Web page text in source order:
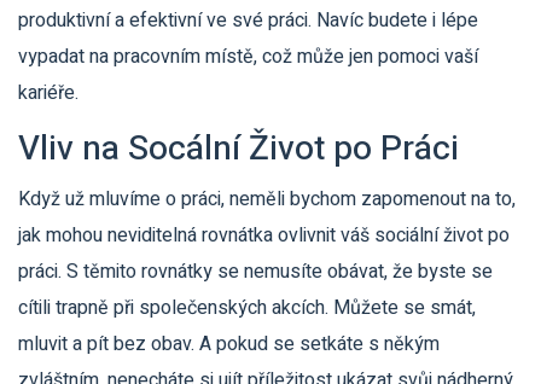
produktivní a efektivní ve své práci. Navíc budete i lépe
vypadat na pracovním místě, což může jen pomoci vaší
kariéře.
Vliv na Socální Život po Práci
Když už mluvíme o práci, neměli bychom zapomenout na to,
jak mohou neviditelná rovnátka ovlivnit váš sociální život po
práci. S těmito rovnátky se nemusíte obávat, že byste se
cítili trapně při společenských akcích. Můžete se smát,
mluvit a pít bez obav. A pokud se setkáte s někým